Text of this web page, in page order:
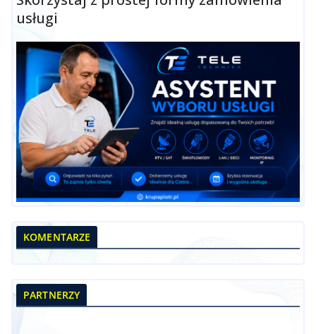
usługi
KOMENTARZE
PARTNERZY